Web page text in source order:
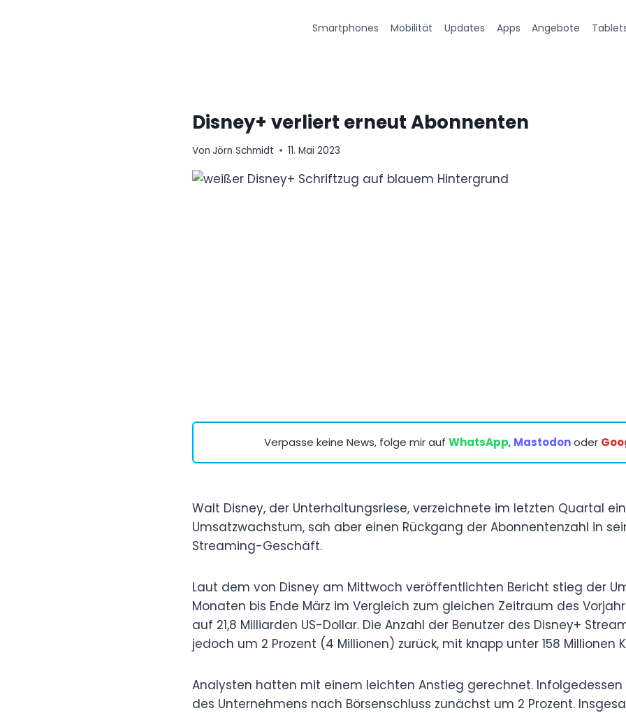
Smartphones Mobilität Updates Apps Angebote
Disney+ verliert erneut Abonnenten
Von Jörn Schmidt 11. Mai 2023
Verpasse keine News, folge mir auf WhatsApp, Mastodonoder
Walt Disney, der Unterhaltungsriese, verzeichnete im letzten Quartal
Umsatzwachstum, sah aber einen Rückgang der Abonnentenzahl in
Streaming-Geschäft.
Laut dem von Disney am Mittwoch veröffentlichten Bericht stieg der
Monaten bis Ende März im Vergleich zum gleichen Zeitraum des
auf 21,8 Milliarden US-Dollar. Die Anzahl der Benutzer des Disney+
jedoch um 2 Prozent (4 Millionen) zurück, mit knapp unter 158 Millionen
Analysten hatten mit einem leichten Anstieg gerechnet. Infolgedessen
des Unternehmens nach Börsenschluss zunächst um 2 Prozent.